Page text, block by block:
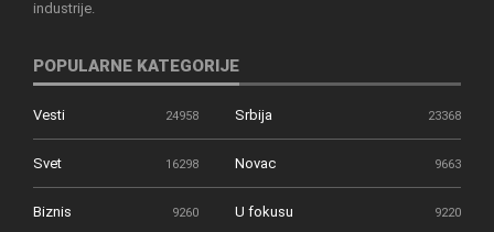
industrije.
POPULARNE KATEGORIJE
Vesti 24958 Srbija 23368
Svet 16298 Novac 9663
Biznis 9260 U fokusu 9220